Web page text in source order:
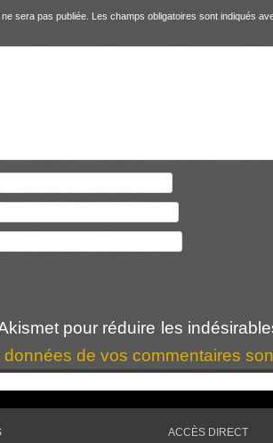
sera pas publiée. Les champs obligatoires sont indiqués
pour réduire les
de vos commentaires
ACCÈS DIRECT